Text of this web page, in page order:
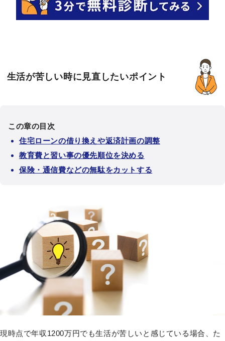
生活が苦しい時に見直したいポイント
この章の目次
住宅ローンの借り換えや返済計画の調整
教育費と習い事の優先順位を決める
保険・通信費などの無駄をカットする
現時点で年収1200万円でも生活が苦しいと感じている場合、た